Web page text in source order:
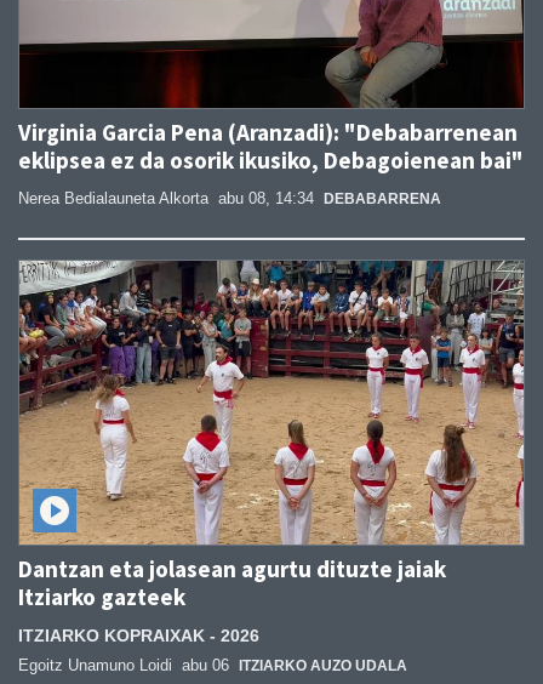
Virginia Garcia Pena (Aranzadi): "Debabarrenean
eklipsea ez da osorik ikusiko, Debagoienean bai"
Nerea Bedialauneta Alkorta abu 08, 14:34 DEBABARRENA
Dantzan eta jolasean agurtu dituzte jaiak
Itziarko gazteek
ITZIARKO KOPRAIXAK - 2026
Egoitz Unamuno Loidi abu 06 ITZIARKO AUZO UDALA